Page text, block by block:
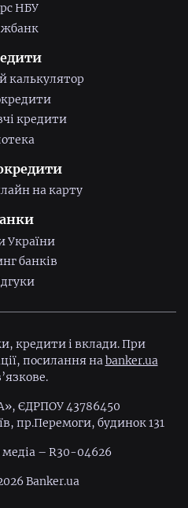
НБУ
калькулятор
кредити
на карту
України
банків
кредити і вклади. При
посилання наbanker.ua
ЄДРПОУ 43786450
пр.Перемоги, будинок 131
– R30-04626
Banker.ua